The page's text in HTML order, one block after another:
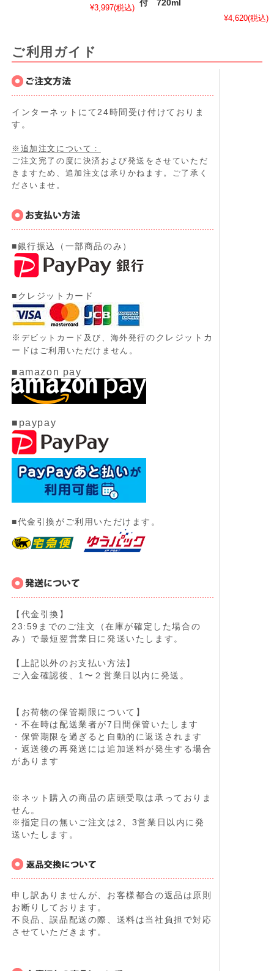
¥3,997(税込)
付 720ml
¥4,620(税込)
ご利用ガイド
インターネットにて24時間受け付けておりま
す。
※追加注文について：
ご注文完了の度に決済および発送をさせていただ
きますため、追加注文は承りかねます。ご了承く
ださいませ。
■銀行振込（一部商品のみ）
■クレジットカード
※ デビットカード及び、 海外発行のクレジットカ
ード はご利用いただけません。
■amazon pay
■paypay
■代金引換がご利用いただけます。
【代金引換】
23:59までのご注文（在庫が確定した場合の
み）で最短翌営業日に発送いたします。
【上記以外のお支払い方法】
ご入金確認後、1〜２営業日以内に発送。
【お荷物の保管期限について】
・不在時は配送業者が7日間保管いたします
・保管期限を過ぎると自動的に返送されます
・返送後の再発送には追加送料が発生する場合
があります
※ネット購入の商品の店頭受取は承っておりま
せん。
※指定日の無いご注文は2、3営業日以内に発
送いたします。
申し訳ありませんが、お客様都合の返品は原則
お断りしております。
不良品、誤品配送の際、送料は当社負担で対応
させていただきます。